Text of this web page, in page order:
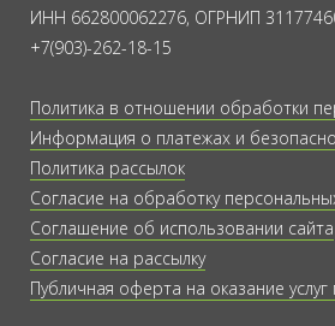
ИНН 662800062276, ОГРНИП
+7(903)-262-18-15
Политика в отношении обработки
Информация о платежах и
Политика рассылок
Согласие на обработку
Соглашение об использовании сайта
Согласие на рассылку
Публичная оферта на оказание